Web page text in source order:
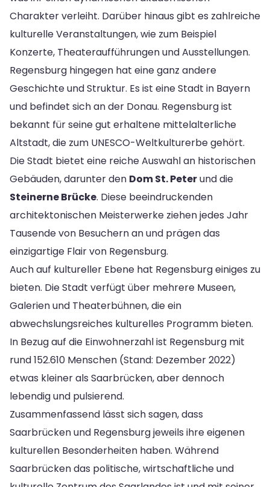
Charakter verleiht. Darüber hinaus gibt es zahlreiche
kulturelle Veranstaltungen, wie zum Beispiel
Konzerte, Theateraufführungen und Ausstellungen.
Regensburg hingegen hat eine ganz andere
Geschichte und Struktur. Es ist eine Stadt in Bayern
und befindet sich an der Donau. Regensburg ist
bekannt für seine gut erhaltene mittelalterliche
Altstadt, die zum UNESCO-Weltkulturerbe gehört.
Die Stadt bietet eine reiche Auswahl an historischen
Gebäuden, darunter den Dom St. Peterund die
Steinerne Brücke. Diese beeindruckenden
architektonischen Meisterwerke ziehen jedes Jahr
Tausende von Besuchern an und prägen das
einzigartige Flair von Regensburg.
Auch auf kultureller Ebene hat Regensburg einiges zu
bieten. Die Stadt verfügt über mehrere Museen,
Galerien und Theaterbühnen, die ein
abwechslungsreiches kulturelles Programm bieten.
In Bezug auf die Einwohnerzahl ist Regensburg mit
rund 152.610 Menschen (Stand: Dezember 2022)
etwas kleiner als Saarbrücken, aber dennoch
lebendig und pulsierend.
Zusammenfassend lässt sich sagen, dass
Saarbrücken und Regensburg jeweils ihre eigenen
kulturellen Besonderheiten haben. Während
Saarbrücken das politische, wirtschaftliche und